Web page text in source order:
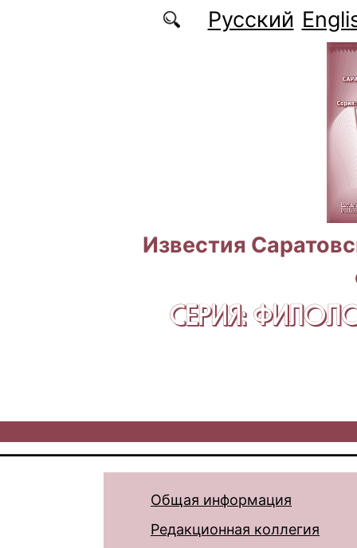
Перейти к основному содержаниюРусский
Известия
СЕРИЯ:
Общая информация
Редакционная коллегия